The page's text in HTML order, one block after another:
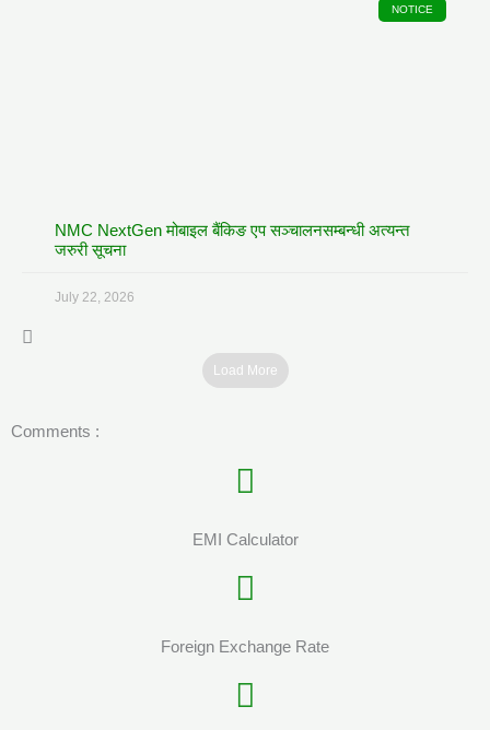
NOTICE
NMC NextGen मोबाइल बैंकिङ एप सञ्चालनसम्बन्धी अत्यन्त
जरुरी सूचना
July 22, 2026
Load More
Comments :
EMI Calculator
Foreign Exchange Rate